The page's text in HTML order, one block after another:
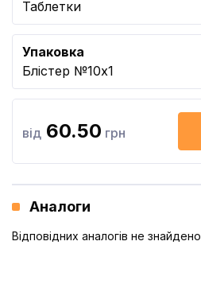
Таблетки
Упаковка
Блістер №10x1
від 60.50 грн
Аналоги
Відповідних аналогів не знайдено